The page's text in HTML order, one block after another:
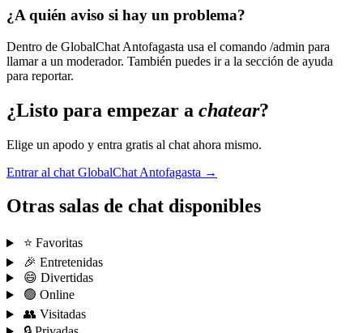
¿A quién aviso si hay un problema?
Dentro de GlobalChat Antofagasta usa el comando /admin para
llamar a un moderador. También puedes ir a la sección de ayuda
para reportar.
¿Listo para empezar a chatear?
Elige un apodo y entra gratis al chat ahora mismo.
Entrar al chat GlobalChat Antofagasta →
Otras salas de chat disponibles
⭐ Favoritas
🎉 Entretenidas
😄 Divertidas
🟢 Online
👥 Visitadas